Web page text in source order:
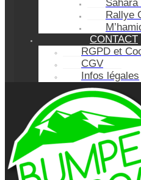
Sahara
Rallye
CONTACT
RGPD et
CGV
Infos légales